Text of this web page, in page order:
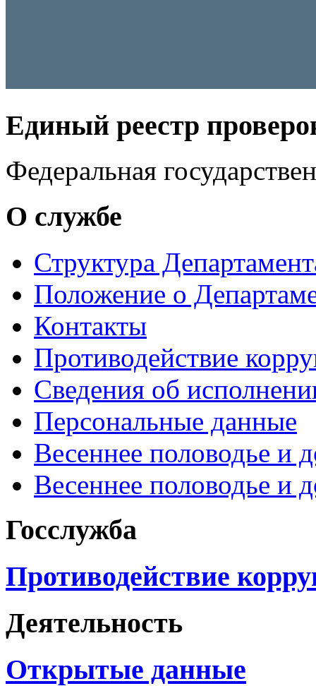
Единый реестр
Федеральная
О службе
Структура
Положение о
Контакты
Противодействие
Сведения об
Персональные данные
Весеннее половодье и
Весеннее половодье и
Госслужба
Противодействие
Деятельность
Открытые данные